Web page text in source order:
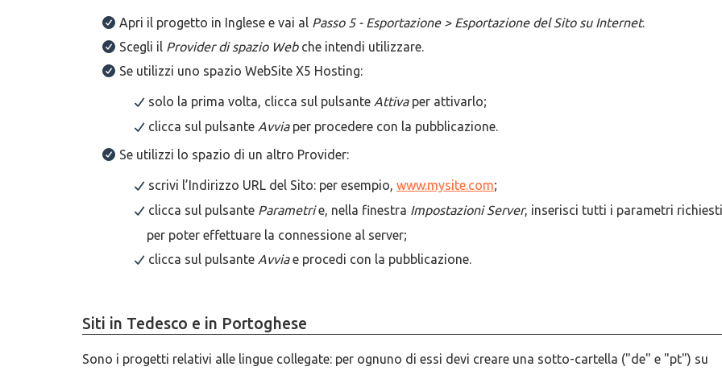
Apri il progetto in Inglese e vai al Passo 5 - Esportazione > Esportazione del Sito su Internet.
Scegli il Provider di spazio Webche intendi utilizzare.
Se utilizzi uno spazio WebSite X5 Hosting:
solo la prima volta, clicca sul pulsante Attivaper attivarlo;
clicca sul pulsante Avvia per procedere con la pubblicazione.
Se utilizzi lo spazio di un altro Provider:
scrivi l’Indirizzo URL del Sito: per esempio, www.mysite.com;
clicca sul pulsante Parametrie, nella finestra Impostazioni Server, inserisci tutti i parametri richiesti
per poter effettuare la connessione al server;
clicca sul pulsante Avviae procedi con la pubblicazione.
Siti in Tedesco e in Portoghese
Sono i progetti relativi alle lingue collegate: per ognuno di essi devi creare una sotto-cartella ("de" e "pt") su